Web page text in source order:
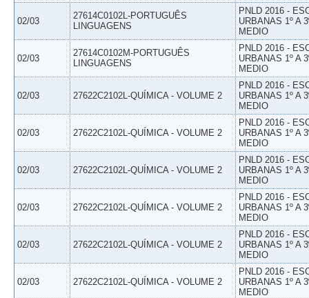
02/03
27614C0102L-PORTUGUÊS
LINGUAGENS
PNLD 2016 -
URBANAS 1º A
MEDIO
02/03
27614C0102M-PORTUGUÊS
LINGUAGENS
PNLD 2016 -
URBANAS 1º A
MEDIO
02/03 27622C2102L-QUÍMICA - VOLUME 2
PNLD 2016 -
URBANAS 1º A
MEDIO
02/03 27622C2102L-QUÍMICA - VOLUME 2
PNLD 2016 -
URBANAS 1º A
MEDIO
02/03 27622C2102L-QUÍMICA - VOLUME 2
PNLD 2016 -
URBANAS 1º A
MEDIO
02/03 27622C2102L-QUÍMICA - VOLUME 2
PNLD 2016 -
URBANAS 1º A
MEDIO
02/03 27622C2102L-QUÍMICA - VOLUME 2
PNLD 2016 -
URBANAS 1º A
MEDIO
02/03 27622C2102L-QUÍMICA - VOLUME 2
PNLD 2016 -
URBANAS 1º A
MEDIO